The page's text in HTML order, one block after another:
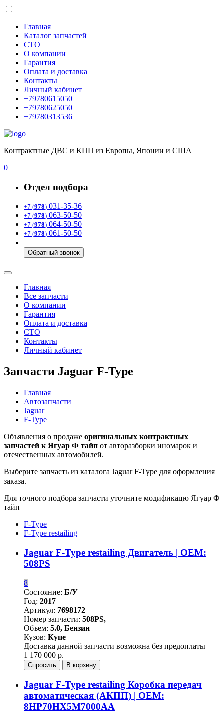
Главная
Каталог запчастей
СТО
О компании
Гарантия
Оплата и доставка
Контакты
Личный кабинет
+79780615050
+79780625050
+79780313536
Контрактные ДВС и КПП из Европы, Японии и США
0
Отдел подбора
+7 (978) 031-35-36
+7 (978) 063-50-50
+7 (978) 064-50-50
+7 (978) 061-50-50
Обратный звонок
Главная
Все запчасти
О компании
Гарантия
Оплата и доставка
СТО
Контакты
Личный кабинет
Запчасти Jaguar F-Type
Главная
Автозапчасти
Jaguar
F-Type
Объявления о продаже оригинальных контрактных
запчастей к Ягуар Ф тайп от авторазборки иномарок и
отечественных автомобилей.
Выберите запчасть из каталога Jaguar F-Type для оформления
заказа.
Для точного подбора запчасти уточните модификацю Ягуар Ф
тайп
F-Type
F-Type restailing
Jaguar F-Type restailing Двигатель | OEM:
508PS
8
Состояние: Б/У
Год: 2017
Артикул: 7698172
Номер запчасти: 508PS,
Объем: 5.0, Бензин
Кузов: Купе
Доставка данной запчасти возможна без предоплаты
1 170 000 р.
Спросить В корзину
Jaguar F-Type restailing Коробка передач
автоматическая (АКПП) | OEM:
8HP70HX5M7000AA